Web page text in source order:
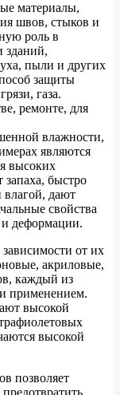
материалы,
швов, стыков и
роль в
зданий,
пыли и других
защиты
газа.
ремонте, для
влажности,
являются
высоких
быстро
влагой, дают
свойства
деформации.
от их
акриловые,
каждый из
применением.
высокой
высокой
позволяет